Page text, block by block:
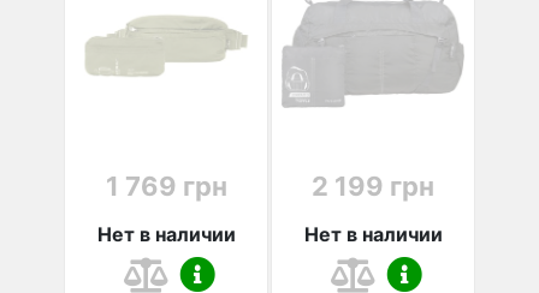
1 769 грн
Нет в наличии
2 199 грн
Нет в наличии